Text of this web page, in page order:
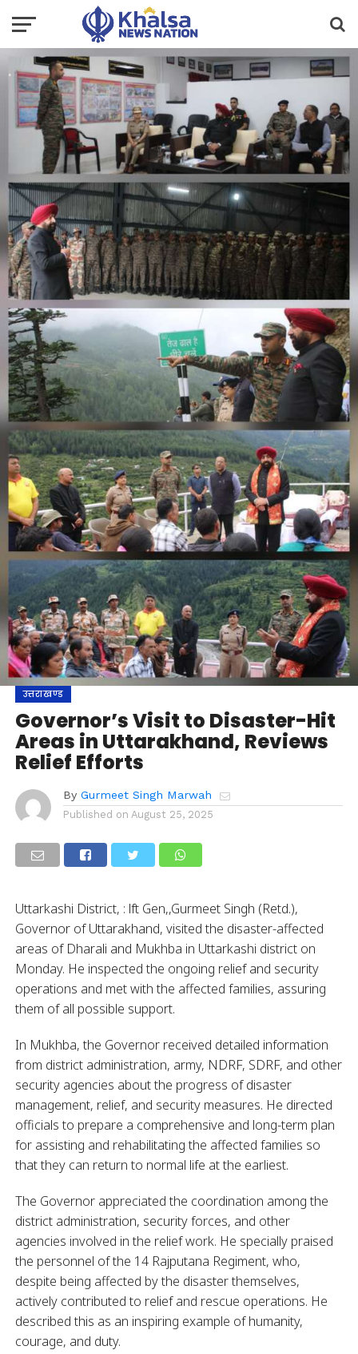
उत्तराखण्ड
Governor’s Visit to Disaster-Hit
Areas in Uttarakhand, Reviews
Relief Efforts
By Gurmeet Singh Marwah
Published on August 25, 2025
Uttarkashi District, : lft Gen,,Gurmeet Singh (Retd.),
Governor of Uttarakhand, visited the disaster-affected
areas of Dharali and Mukhba in Uttarkashi district on
Monday. He inspected the ongoing relief and security
operations and met with the affected families, assuring
them of all possible support.
In Mukhba, the Governor received detailed information
from district administration, army, NDRF, SDRF, and other
security agencies about the progress of disaster
management, relief, and security measures. He directed
officials to prepare a comprehensive and long-term plan
for assisting and rehabilitating the affected families so
that they can return to normal life at the earliest.
The Governor appreciated the coordination among the
district administration, security forces, and other
agencies involved in the relief work. He specially praised
the personnel of the 14 Rajputana Regiment, who,
despite being affected by the disaster themselves,
actively contributed to relief and rescue operations. He
described this as an inspiring example of humanity,
courage, and duty.